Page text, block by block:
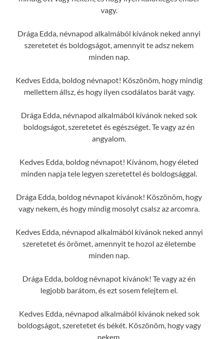
vagy.
Drága Edda, névnapod alkalmából kívánok neked annyi
szeretetet és boldogságot, amennyit te adsz nekem
minden nap.
Kedves Edda, boldog névnapot! Köszönöm, hogy mindig
mellettem állsz, és hogy ilyen csodálatos barát vagy.
Drága Edda, névnapod alkalmából kívánok neked sok
boldogságot, szeretetet és egészséget. Te vagy az én
angyalom.
Kedves Edda, boldog névnapot! Kívánom, hogy életed
minden napja tele legyen szeretettel és boldogsággal.
Drága Edda, boldog névnapot kívánok! Köszönöm, hogy
vagy nekem, és hogy mindig mosolyt csalsz az arcomra.
Kedves Edda, névnapod alkalmából kívánok neked annyi
szeretetet és örömet, amennyit te hozol az életembe
minden nap.
Drága Edda, boldog névnapot kívánok! Te vagy az én
legjobb barátom, és ezt sosem felejtem el.
Kedves Edda, névnapod alkalmából kívánok neked sok
boldogságot, szeretetet és békét. Köszönöm, hogy vagy
nekem.